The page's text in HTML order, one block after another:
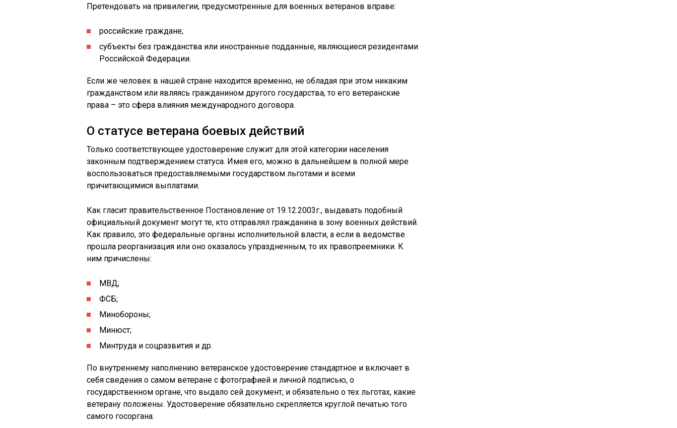
Претендовать на привилегии, предусмотренные для военных ветеранов вправе:
российские граждане;
субъекты без гражданства или иностранные подданные, являющиеся резидентами
Российской Федерации.
Если же человек в нашей стране находится временно, не обладая при этом никаким
гражданством или являясь гражданином другого государства, то его ветеранские
права – это сфера влияния международного договора.
О статусе ветерана боевых действий
Только соответствующее удостоверение служит для этой категории населения
законным подтверждением статуса. Имея его, можно в дальнейшем в полной мере
воспользоваться предоставляемыми государством льготами и всеми
причитающимися выплатами.
Как гласит правительственное Постановление от 19.12.2003г., выдавать подобный
официальный документ могут те, кто отправлял гражданина в зону военных действий.
Как правило, это федеральные органы исполнительной власти, а если в ведомстве
прошла реорганизация или оно оказалось упраздненным, то их правопреемники. К
ним причислены:
МВД;
ФСБ;
Минобороны;
Минюст;
Минтруда и соцразвития и др.
По внутреннему наполнению ветеранское удостоверение стандартное и включает в
себя сведения о самом ветеране с фотографией и личной подписью, о
государственном органе, что выдало сей документ, и обязательно о тех льготах, какие
ветерану положены. Удостоверение обязательно скрепляется круглой печатью того
самого госоргана.